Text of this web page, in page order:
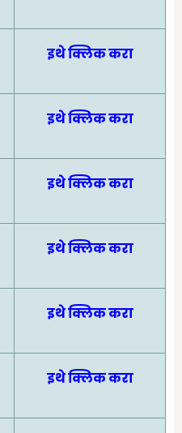
इथे क्लिक करा
इथे क्लिक करा
इथे क्लिक करा
इथे क्लिक करा
इथे क्लिक करा
इथे क्लिक करा